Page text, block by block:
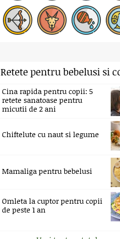
Retete pentru bebelusi si
Cina rapida pentru copii: 5
retete sanatoase pentru
micutii de 2 ani
Chiftelute cu naut si legume
Mamaliga pentru bebelusi
Omleta la cuptor pentru copii
de peste 1 an